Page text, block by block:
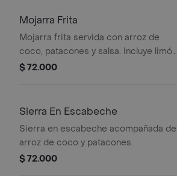
Mojarra Frita
Mojarra frita servida con arroz de
coco, patacones y salsa. Incluye limón
para acompañar.
$ 72.000
Sierra En Escabeche
Sierra en escabeche acompañada de
arroz de coco y patacones.
$ 72.000